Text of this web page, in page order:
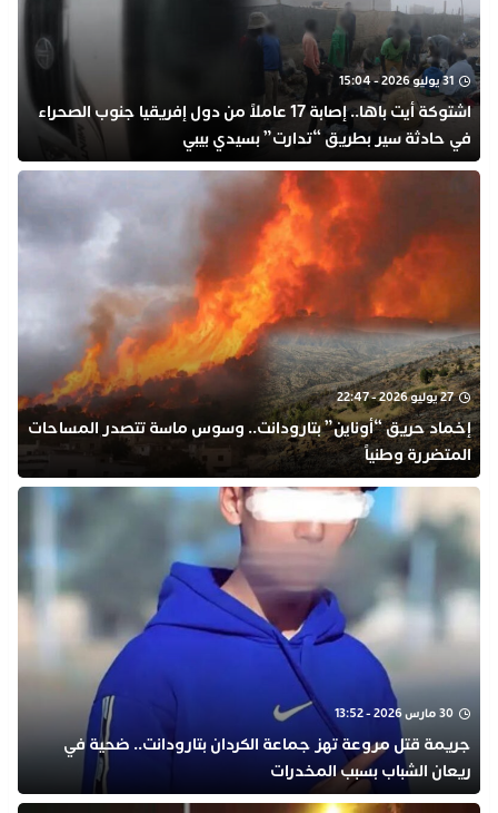
31 يوليو 2026 - 15:04
اشتوكة أيت باها.. إصابة 17 عاملاً من دول إفريقيا جنوب الصحراء
في حادثة سير بطريق “تدارت” بسيدي بيبي
27 يوليو 2026 - 22:47
​إخماد حريق “أوناين” بتارودانت.. وسوس ماسة تتصدر المساحات
المتضررة وطنياً
30 مارس 2026 - 13:52
جريمة قتل مروعة تهز جماعة الكردان بتارودانت.. ضحية في
ريعان الشباب بسبب المخدرات